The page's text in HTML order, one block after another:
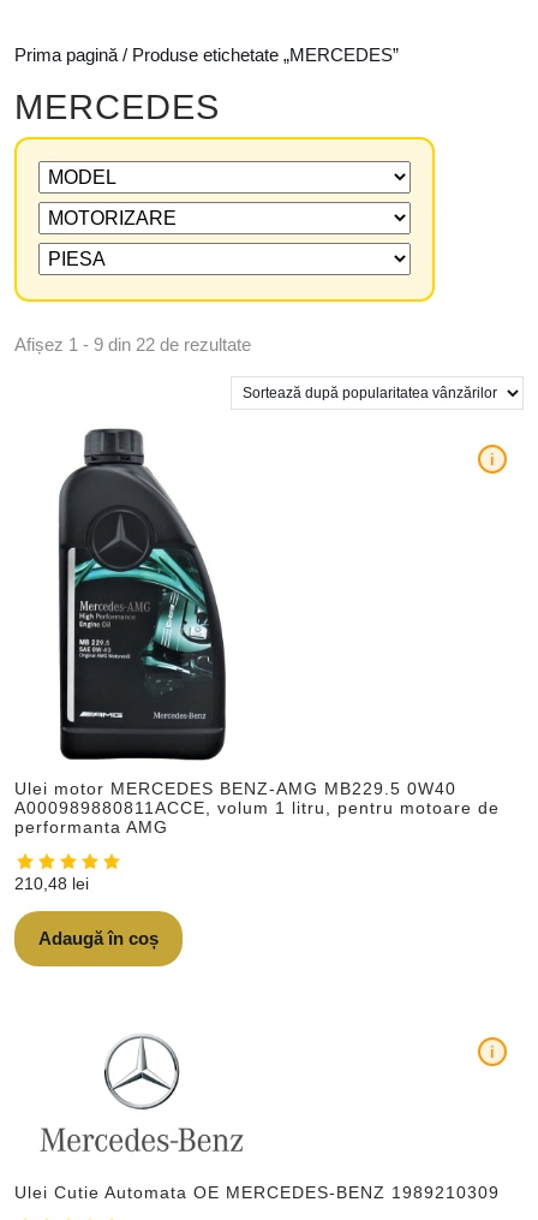
Prima pagină / Produse etichetate „MERCEDES”
MERCEDES
Afișez 1 - 9 din 22 de rezultate
Ulei motor MERCEDES BENZ-AMG MB229.5 0W40
A000989880811ACCE, volum 1 litru, pentru motoare de
performanta AMG
i
210,48 lei
Adaugă în coș
Ulei Cutie Automata OE MERCEDES-BENZ 1989210309
i